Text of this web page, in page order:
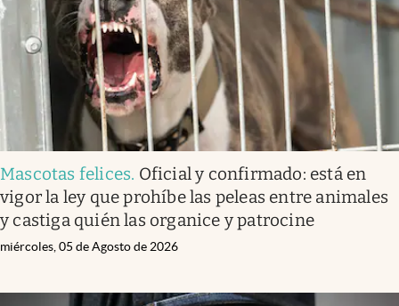
Espiritualidad
Mediakit
abre en nueva pestaña
México
Mascotas felices. Oficial y confirmado: está en
vigor la ley que prohíbe las peleas entre animales
y castiga quién las organice y patrocine
miércoles, 05 de Agosto de 2026